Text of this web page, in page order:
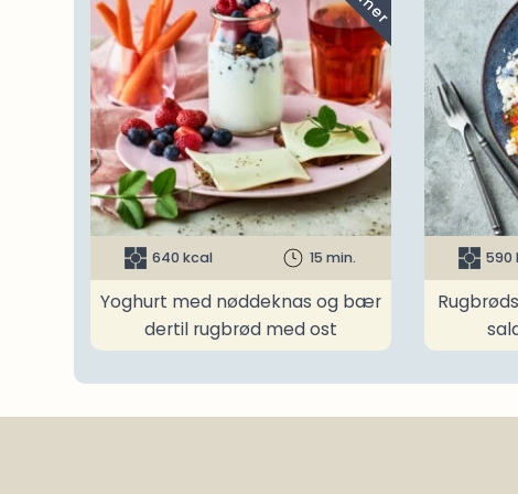
640 kcal 15 min.
Yoghurt med nøddeknas og bær
dertil rugbrød med ost
590